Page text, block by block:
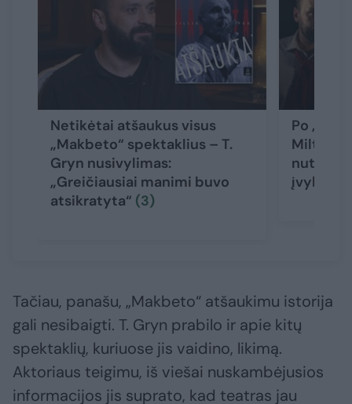
Netikėtai atšaukus visus
„Makbeto“ spektaklius – T.
Gryn nusivylimas:
„Greičiausiai manimi buvo
atsikratyta“ (3)
Po
Miltinio
įvykių
Tačiau, panašu, „Makbeto“ atšaukimu istorija
gali nesibaigti. T. Gryn prabilo ir apie kitų
spektaklių, kuriuose jis vaidino, likimą.
Aktoriaus teigimu, iš viešai nuskambėjusios
informacijos jis suprato, kad teatras jau